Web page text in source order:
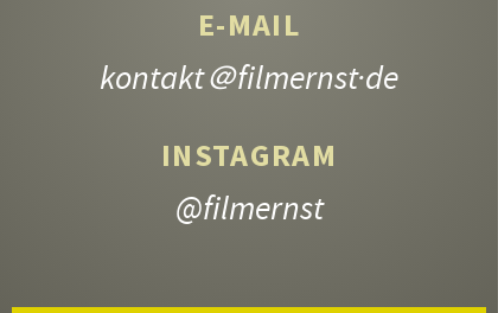
E-MAIL
kontakt＠filmernst·de
INSTAGRAM
@filmernst